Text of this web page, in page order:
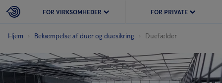
FOR VIRKSOMHEDER FOR PRIVATE
Hjem Bekæmpelse af duer og duesikring Duefælder